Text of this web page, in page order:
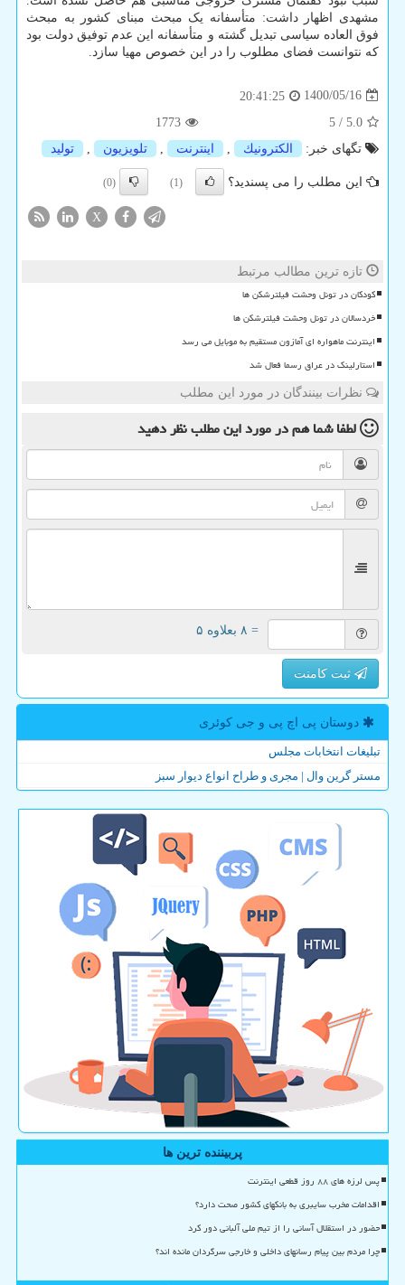
مشهدی اظهار داشت: متأسفانه یک مبحث مبنای کشور به مبحث
فوق العاده سیاسی تبدیل گشته و متأسفانه این عدم توفیق دولت بود
که نتوانست فضای مطلوب را در این خصوص مهیا سازد.
1400/05/16
20:41:25
5.0
/
5
1773
تگهای خبر:
الكترونیك , اینترنت , تلویزیون , تولید
این مطلب را می پسندید؟ (1)
(0)
X
تازه ترین مطالب مرتبط
کودکان در تونل وحشت فیلترشکن ها
خردسالان در تونل وحشت فیلترشکن ها
اینترنت ماهواره ای آمازون مستقیم به موبایل می رسد
استارلینک در عراق رسما فعال شد
نظرات بینندگان در مورد این مطلب
لطفا شما همدر مورد این مطلبنظر دهید
= ۸ بعلاوه ۵
ثبت کامنت
دوستان پی اچ پی و جی كوئری
تبلیغات انتخابات مجلس
مستر گرین وال | مجری و طراح انواع دیوار سبز
پربیننده ترین ها
پس لرزه های ۸۸ روز قطعی اینترنت
اقدامات مخرب سایبری به بانکهای کشور صحت دارد؟
حضور در استقلال آسانی را از تیم ملی آلبانی دور کرد
چرا مردم بین پیام رسانهای داخلی و خارجی سرگردان مانده اند؟